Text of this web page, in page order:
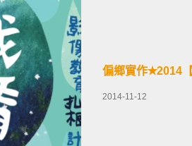
偏鄉實作✭2014
2014-11-12